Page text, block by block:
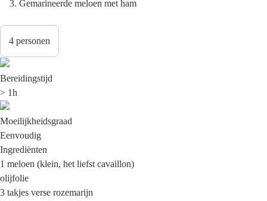
Gemarineerde meloen met ham
Bereidingstijd
> 1h
Moeilijkheidsgraad
Eenvoudig
Ingrediënten
1 meloen (klein, het liefst cavaillon)
olijfolie
3 takjes verse rozemarijn